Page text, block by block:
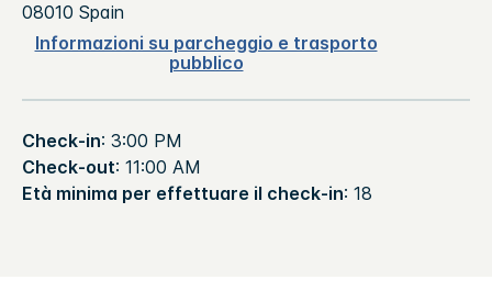
08010 Spain
Informazioni su parcheggio e trasporto
pubblico
Check-in: 3:00 PM
Check-out: 11:00 AM
Età minima per effettuare il check-in: 18